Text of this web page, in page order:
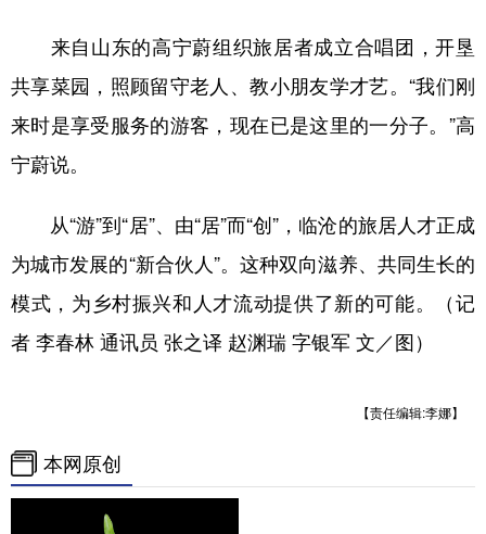
来自山东的高宁蔚组织旅居者成立合唱团，开垦
共享菜园，照顾留守老人、教小朋友学才艺。“我们刚
来时是享受服务的游客，现在已是这里的一分子。”高
宁蔚说。
从“游”到“居”、由“居”而“创”，临沧的旅居人才正成
为城市发展的“新合伙人”。这种双向滋养、共同生长的
模式，为乡村振兴和人才流动提供了新的可能。（记
者 李春林 通讯员 张之译 赵渊瑞 字银军 文／图）
【责任编辑:李娜】
本网原创